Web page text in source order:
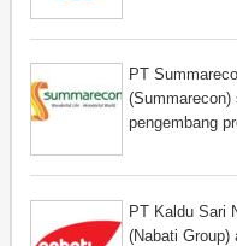
PT
(Summarecon)
pengembang
PT Kaldu Sari
(Nabati Group)